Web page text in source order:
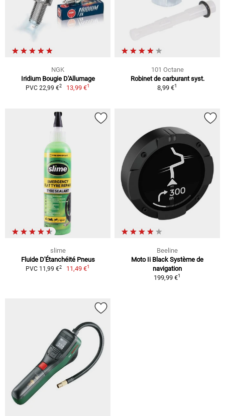
NGK
Iridium Bougie D'Allumage
PVC 22,99 €2 13,99 €1
101 Octane
Robinet de carburant syst.
8,99 €1
slime
Fluide D'Étanchéité Pneus
PVC 11,99 €2 11,49 €1
Beeline
Moto Ii Black Système de
navigation
199,99 €1